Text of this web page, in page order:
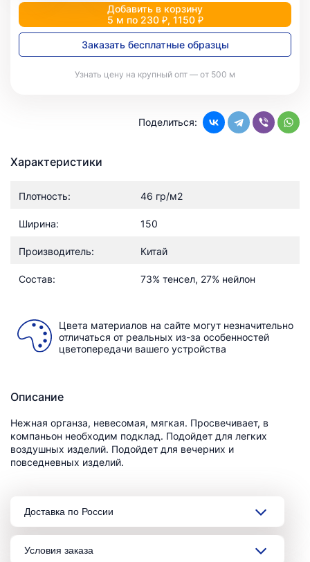
Добавить в корзину
5 м по 230 ₽, 1150 ₽
Заказать бесплатные образцы
Узнать цену на крупный опт — от 500 м
Поделиться:
Характеристики
Плотность: 46 гр/м2
Ширина: 150
Производитель: Китай
Состав: 73% тенсел, 27% нейлон
Цвета материалов на сайте могут незначительно
отличаться от реальных из-за особенностей
цветопередачи вашего устройства
Описание
Нежная органза, невесомая, мягкая. Просвечивает, в
компаньон необходим подклад. Подойдет для легких
воздушных изделий. Подойдет для вечерних и
повседневных изделий.
Доставка по России
Условия заказа